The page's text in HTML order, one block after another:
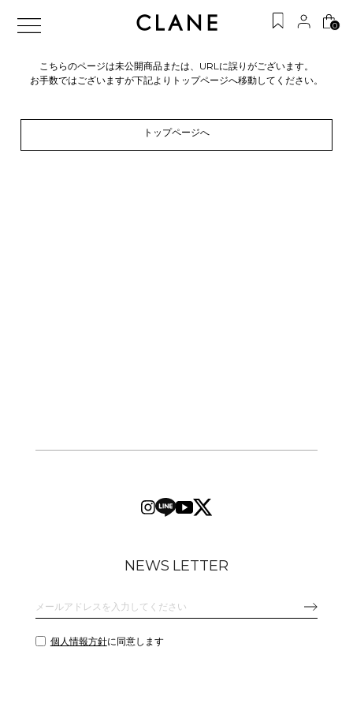
0
こちらのページは未公開商品または、URLに誤りがございます。
お手数ではございますが下記よりトップページへ移動してください。
トップページへ
NEWS LETTER
個人情報方針に同意します